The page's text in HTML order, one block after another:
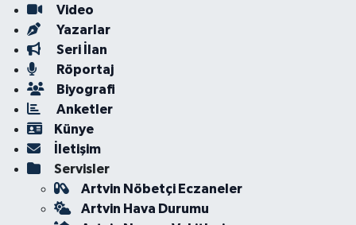
Video
Yazarlar
Seri İlan
Röportaj
Biyografi
Anketler
Künye
İletişim
Servisler
Artvin Nöbetçi Eczaneler
Artvin Hava Durumu